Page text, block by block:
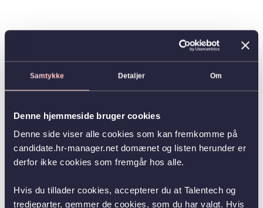
Samtykke Detaljer Om
Denne hjemmeside bruger cookies
Denne side viser alle cookies som kan fremkomme på
candidate.hr-manager.net domænet og listen herunder er
derfor ikke cookies som fremgår hos alle.
Hvis du tillader cookies, accepterer du at Talentech og
tredjeparter, gemmer de cookies, som du har valgt. Hvis